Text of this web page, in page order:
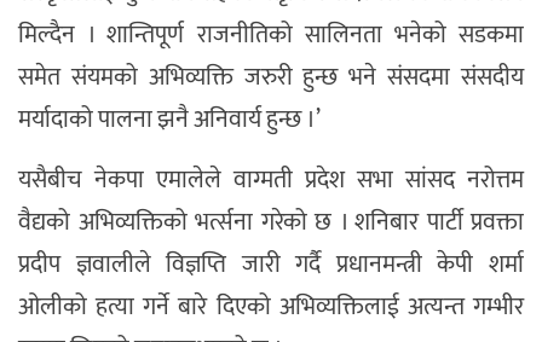
मिल्दैन । शान्तिपूर्ण राजनीतिको सालिनता भनेको सडकमा
समेत संयमको अभिव्यक्ति जरुरी हुन्छ भने संसदमा संसदीय
मर्यादाको पालना झनै अनिवार्य हुन्छ ।’
यसैबीच नेकपा एमालेले वाग्मती प्रदेश सभा सांसद नरोत्तम
वैद्यको अभिव्यक्तिको भर्त्सना गरेको छ । शनिबार पार्टी प्रवक्ता
प्रदीप ज्ञवालीले विज्ञप्ति जारी गर्दै प्रधानमन्त्री केपी शर्मा
ओलीको हत्या गर्ने बारे दिएको अभिव्यक्तिलाई अत्यन्त गम्भीर